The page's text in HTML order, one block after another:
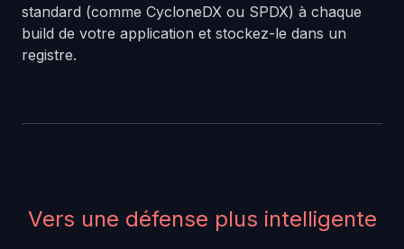
standard (comme CycloneDX ou SPDX) à chaque
build de votre application et stockez-le dans un
registre.
Vers une défense plus intelligente